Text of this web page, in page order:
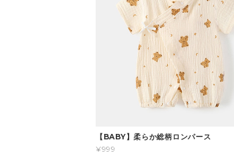
【BABY】柔らか総柄ロンパース
¥999